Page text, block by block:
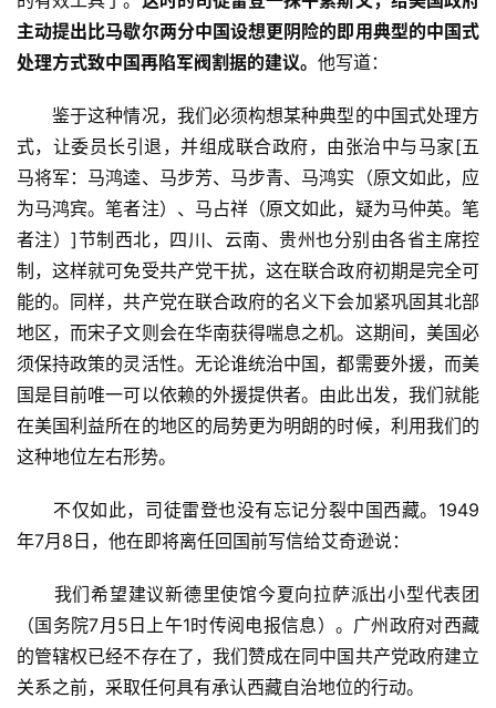
主动提出比马歇尔两分中国设想更阴险的即用典型的中国式
处理方式致中国再陷军阀割据的建议。 他写道：
鉴于这种情况，我们必须构想某种典型的中国式处理方
式，让委员长引退，并组成联合政府，由张治中与马家[五
马将军：马鸿逵、马步芳、马步青、马鸿实（原文如此，应
为马鸿宾。笔者注）、马占祥（原文如此，疑为马仲英。笔
者注）]节制西北，四川、云南、贵州也分别由各省主席控
制，这样就可免受共产党干扰，这在联合政府初期是完全可
能的。同样，共产党在联合政府的名义下会加紧巩固其北部
地区，而宋子文则会在华南获得喘息之机。这期间，美国必
须保持政策的灵活性。无论谁统治中国，都需要外援，而美
国是目前唯一可以依赖的外援提供者。由此出发，我们就能
在美国利益所在的地区的局势更为明朗的时候，利用我们的
这种地位左右形势。
不仅如此，司徒雷登也没有忘记分裂中国西藏。1949
年7月8日，他在即将离任回国前写信给艾奇逊说：
我们希望建议新德里使馆今夏向拉萨派出小型代表团
（国务院7月5日上午1时传阅电报信息）。广州政府对西藏
的管辖权已经不存在了，我们赞成在同中国共产党政府建立
关系之前，采取任何具有承认西藏自治地位的行动。